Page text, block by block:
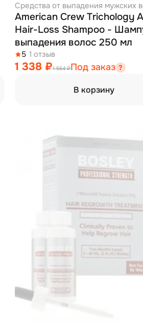
Средства от выпадения мужских
American Crew Trichology
Hair-Loss Shampoo -
выпадения волос 250 мл
5 1 отзыв
1 338 ₽1 554 ₽Под заказ
В корзину